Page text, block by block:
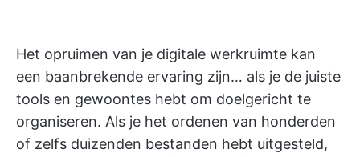
Het opruimen van je digitale werkruimte kan
een baanbrekende ervaring zijn… als je de juiste
tools en gewoontes hebt om doelgericht te
organiseren. Als je het ordenen van honderden
of zelfs duizenden bestanden hebt uitgesteld,